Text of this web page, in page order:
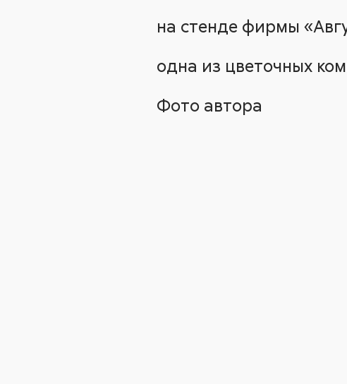
на стенде фирмы
одна из цветочных
Фото автора